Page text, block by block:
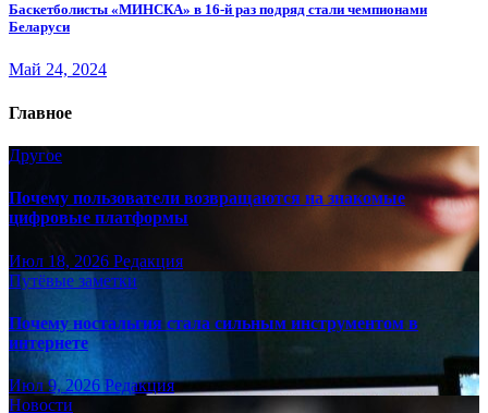
Баскетболисты «МИНСКА» в 16-й раз подряд стали чемпионами
Беларуси
Май 24, 2024
Главное
Другое
Почему пользователи возвращаются на знакомые
цифровые платформы
Июл 18, 2026 Редакция
Путёвые заметки
Почему ностальгия стала сильным инструментом в
интернете
Июл 9, 2026 Редакция
Новости